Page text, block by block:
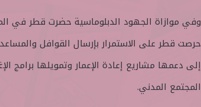
وفي موازاة الجهود الدبلوماسية حضرت قطر في
حرصت قطر على الاستمرار بإرسال القوافل
إلى دعمها مشاريع إعادة الإعمار وتمويلها برامج
المجتمع المدني.